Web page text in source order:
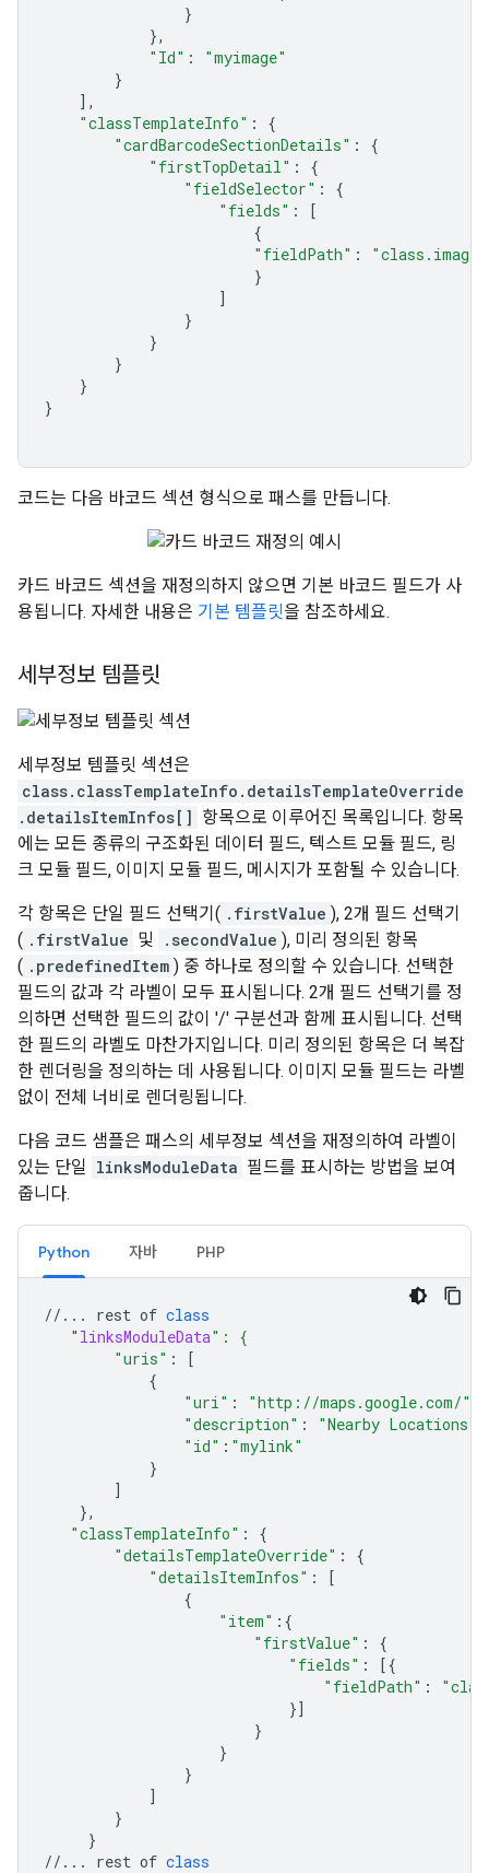
}
},
"Id" :
"myimage"
}
],
"classTemplateInfo" :
{
"cardBarcodeSectionDetails" :
{
"firstTopDetail" :
{
"fieldSelector" :
{
"fields" :
[
{
"fieldPath" :
}
]
}
}
}
}
}
코드는 다음 바코드 섹션 형식으로 패스를 만듭니다.
카드 바코드 섹션을 재정의하지 않으면 기본 바코드 필드가 사
용됩니다. 자세한 내용은 기본 템플릿을 참조하세요.
세부정보 템플릿
세부정보 템플릿 섹션은
class.classTemplateInfo.detailsTemplateOverride
.detailsItemInfos[] 항목으로 이루어진 목록입니다. 항목
에는 모든 종류의 구조화된 데이터 필드, 텍스트 모듈 필드, 링
크 모듈 필드, 이미지 모듈 필드, 메시지가 포함될 수 있습니다.
각 항목은 단일 필드 선택기( .firstValue ), 2개 필드 선택기
( .firstValue 및 .secondValue ), 미리 정의된 항목
( .predefinedItem ) 중 하나로 정의할 수 있습니다. 선택한
필드의 값과 각 라벨이 모두 표시됩니다. 2개 필드 선택기를 정
의하면 선택한 필드의 값이 '/' 구분선과 함께 표시됩니다. 선택
한 필드의 라벨도 마찬가지입니다. 미리 정의된 항목은 더 복잡
한 렌더링을 정의하는 데 사용됩니다. 이미지 모듈 필드는 라벨
없이 전체 너비로 렌더링됩니다.
다음 코드 샘플은 패스의 세부정보 섹션을 재정의하여 라벨이
있는 단일 linksModuleData 필드를 표시하는 방법을 보여
줍니다.
Python 자바 PHP
//... rest of class
" linksModuleData": {
"uris" :
[
{
"uri" : "http://maps.google.com/"
"description" : "Nearby Locations"
"id" : "mylink"
}
]
},
"classTemplateInfo" :
{
"detailsTemplateOverride" :
{
"detailsItemInfos" :
[
{
"item" :{
"firstValue" :
{
"fields" :
[{
"fieldPath" :
}]
}
}
}
]
}
}
//...
rest of class